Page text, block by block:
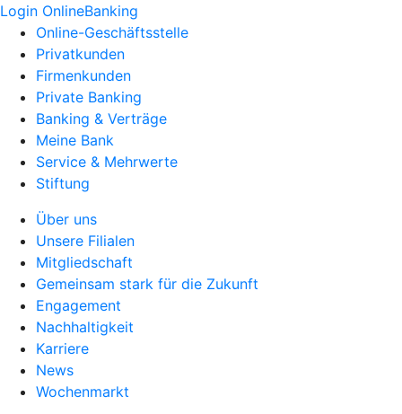
Login OnlineBanking
Online-Geschäftsstelle
Privatkunden
Firmenkunden
Private Banking
Banking & Verträge
Meine Bank
Service & Mehrwerte
Stiftung
Über uns
Unsere Filialen
Mitgliedschaft
Gemeinsam stark für die Zukunft
Engagement
Nachhaltigkeit
Karriere
News
Wochenmarkt